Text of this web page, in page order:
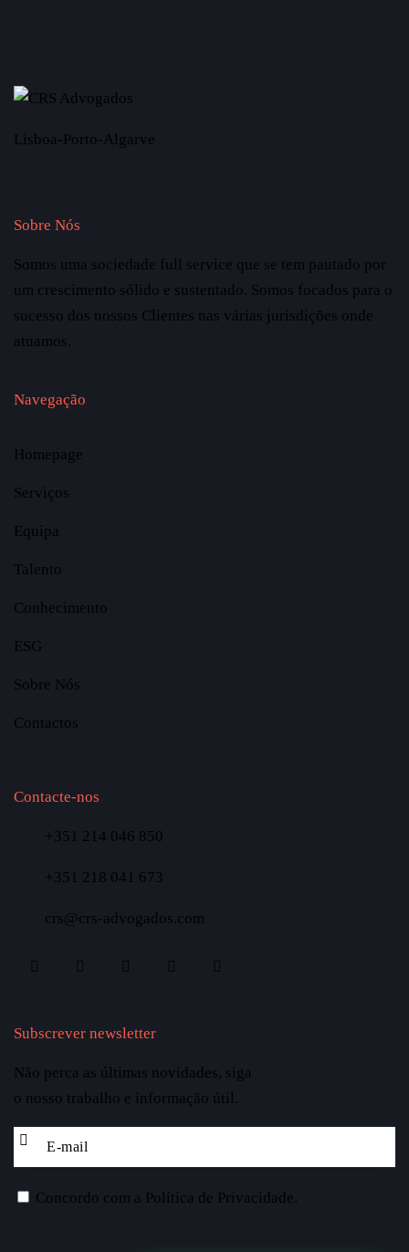
Lisboa-Porto-Algarve
Sobre Nós
Somos uma sociedade full service que se tem pautado por
um crescimento sólido e sustentado. Somos focados para o
sucesso dos nossos Clientes nas várias jurisdições onde
atuamos.
Navegação
Homepage
Serviços
Equipa
Talento
Conhecimento
ESG
Sobre Nós
Contactos
Contacte-nos
+351 214 046 850
+351 218 041 673
crs@crs-advogados.com
Subscrever newsletter
Não perca as últimas novidades, siga
o nosso trabalho e informação útil.
Concordo com a Política de Privacidade.